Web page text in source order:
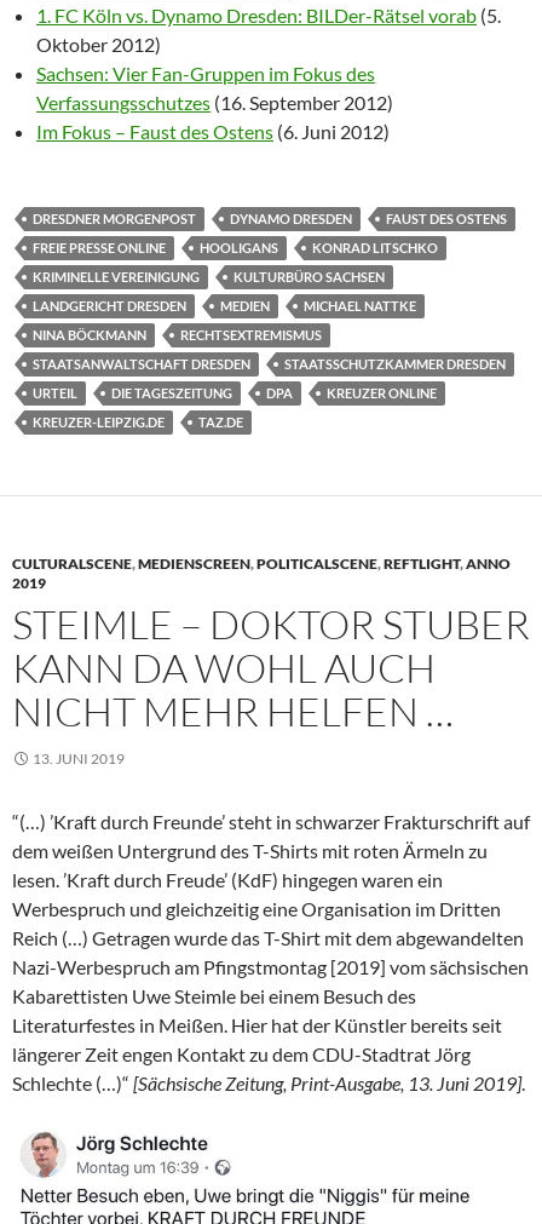
1. FC Köln vs. Dynamo Dresden: BILDer-Rätsel vorab (5.
Oktober 2012)
Sachsen: Vier Fan-Gruppen im Fokus des
Verfassungsschutzes (16. September 2012)
Im Fokus – Faust des Ostens (6. Juni 2012)
DRESDNER MORGENPOST DYNAMO DRESDEN
FAUST DES OSTENS
FREIE PRESSE ONLINE
HOOLIGANS
KONRAD LITSCHKO
KRIMINELLE VEREINIGUNG
KULTURBÜRO SACHSEN
LANDGERICHT DRESDEN
MEDIEN
MICHAEL NATTKE
NINA BÖCKMANN
RECHTSEXTREMISMUS
STAATSANWALTSCHAFT DRESDEN
STAATSSCHUTZKAMMER DRESDEN
URTEIL
DIE TAGESZEITUNG DPA
KREUZER ONLINE
KREUZER-LEIPZIG.DE
TAZ.DE
CULTURALSCENE,MEDIENSCREEN,POLITICALSCENE,REFTLIGHT,ANNO
2019
STEIMLE – DOKTOR STUBER
KANN DA WOHL AUCH
NICHT MEHR HELFEN …
13. JUNI 2019
“(…) ’Kraft durch Freunde’ steht in schwarzer Frakturschrift auf
dem weißen Untergrund des T-Shirts mit roten Ärmeln zu
lesen. ’Kraft durch Freude’ (KdF) hingegen waren ein
Werbespruch und gleichzeitig eine Organisation im Dritten
Reich (…) Getragen wurde das T-Shirt mit dem abgewandelten
Nazi-Werbespruch am Pfingstmontag [2019] vom sächsischen
Kabarettisten Uwe Steimle bei einem Besuch des
Literaturfestes in Meißen. Hier hat der Künstler bereits seit
längerer Zeit engen Kontakt zu dem CDU-Stadtrat Jörg
Schlechte (…)“ [Sächsische Zeitung, Print-Ausgabe, 13. Juni 2019].